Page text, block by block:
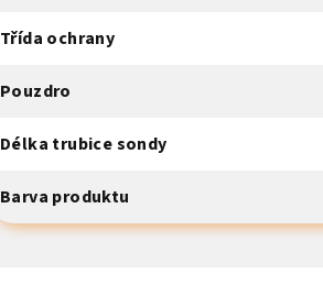
Třída ochrany
Pouzdro
Délka trubice sondy
Barva produktu